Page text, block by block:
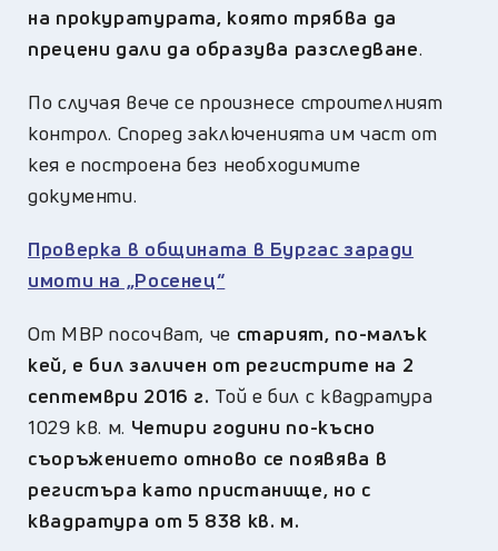
на прокуратурата, която трябва да
прецени дали да образува разследване.
По случая вече се произнесе строителният
контрол. Според заключенията им част от
кея е построена без необходимите
документи.
Проверка в общината в Бургас заради
имоти на „Росенец“
От МВР посочват, че старият, по-малък
кей, е бил заличен от регистрите на 2
септември 2016 г. Той е бил с квадратура
1029 кв. м. Четири години по-късно
съоръжението отново се появява в
регистъра като пристанище, но с
квадратура от 5 838 кв. м.